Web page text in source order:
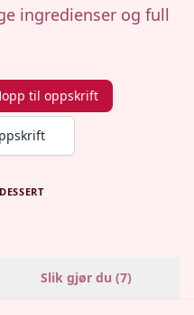
ingredienser og full
til oppskrift
DESSERT
Slik gjør du (7)